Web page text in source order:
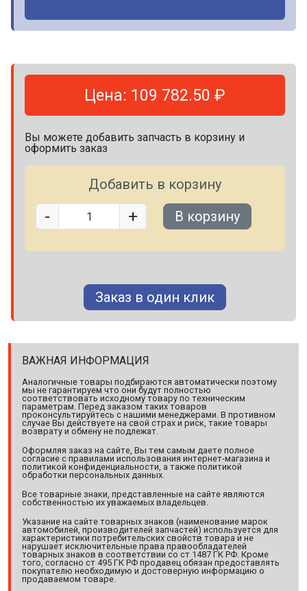
Цена: 109 782.50 ₽
Вы можете добавить запчасть в корзину и
оформить заказ
Добавить в корзину
- + В корзину
Заказ в один клик
ВАЖНАЯ ИНФОРМАЦИЯ
Аналогичные товары подбираются автоматически поэтому
мы не гарантируем что они будут полностью
соответствовать исходному товару по техническим
параметрам. Перед заказом таких товаров
проконсультируйтесь с нашими менеджерами. В противном
случае Вы действуете на свой страх и риск, такие товары
возврату и обмену не подлежат.
Оформляя заказ на сайте, Вы тем самым даете полное
согласие с правилами использования интернет-магазина и
политикой конфиденциальности, а также политикой
обработки персональных данных.
Все товарные знаки, представленные на сайте являются
собственностью их уважаемых владельцев.
Указание на сайте товарных знаков (наименование марок
автомобилей, производителей запчастей) используется для
характеристики потребительских свойств товара и не
нарушает исключительные права правообладателей
товарных знаков в соответствии со ст 1487 ГК РФ. Кроме
того, согласно ст 495 ГК РФ продавец обязан предоставлять
покупателю необходимую и достоверную информацию о
продаваемом товаре.